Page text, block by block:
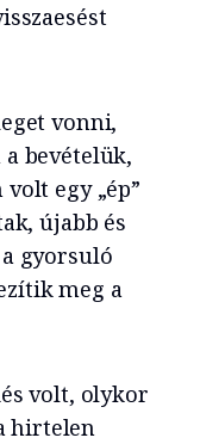
vonni,
bevételük,
egy „ép”
újabb és
gyorsuló
meg a
volt, olykor
hirtelen